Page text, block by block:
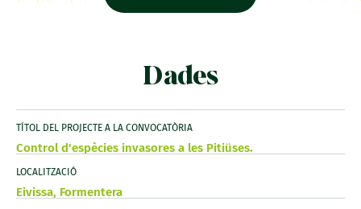
Dades
TÍTOL DEL PROJECTE A LA CONVOCATÒRIA
Control d'espècies invasores a les Pitiüses.
LOCALITZACIÓ
Eivissa, Formentera